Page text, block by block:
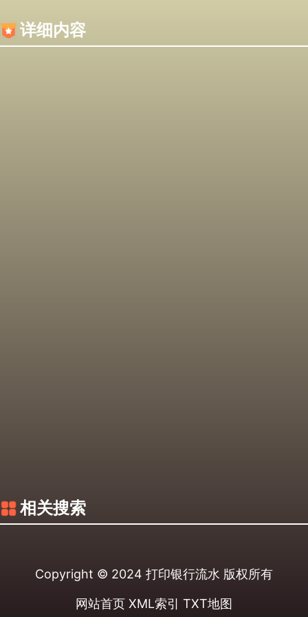
详细内容
相关搜索
Copyright © 2024 打印银行流水 版权所有
网站首页 XML索引 TXT地图